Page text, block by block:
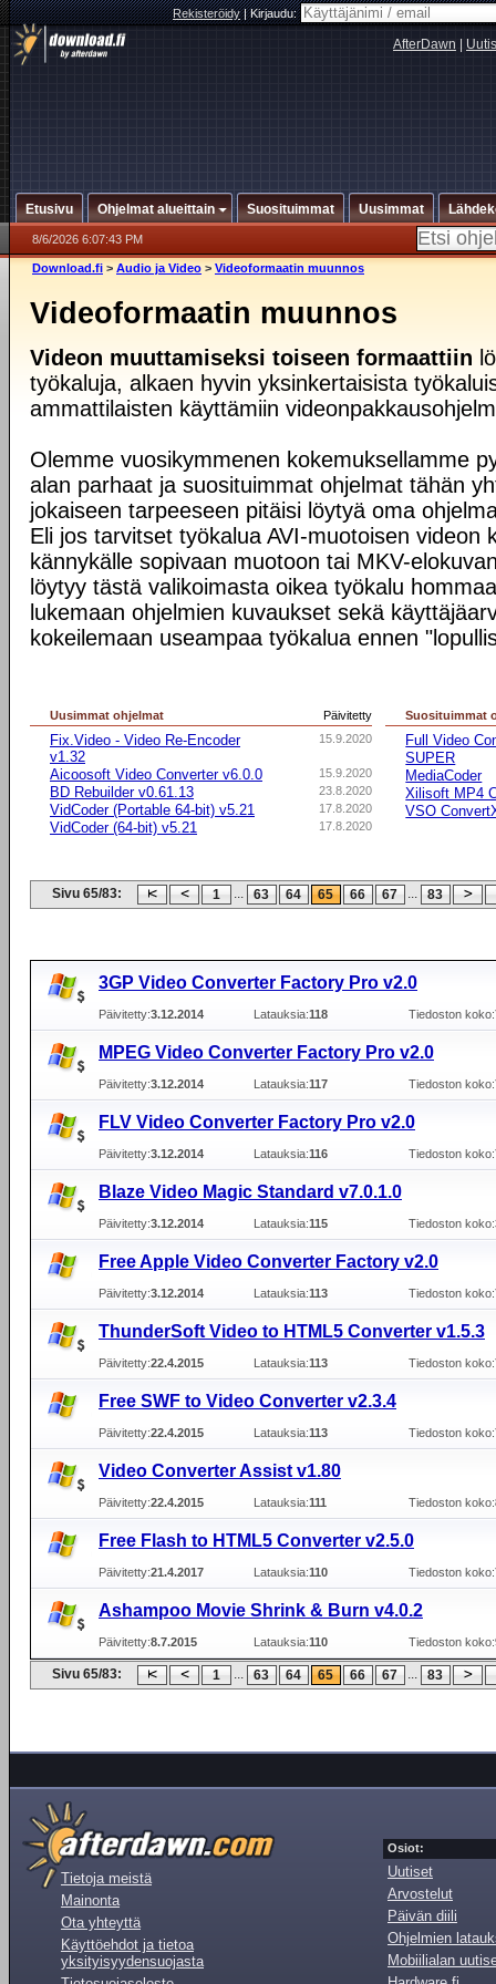
Rekisteröidy|Kirjaudu:
AfterDawn
Etusivu Ohjelmat alueittain Suosituimmat Uusimmat
8/6/2026 6:07:43 PM
Download.fi > Audio ja Video > Videoformaatin muunnos
Videoformaatin muunnos
Videon muuttamiseksi toiseen formaattiin
työkaluja, alkaen hyvin yksinkertaisista
ammattilaisten käyttämiin
Olemme vuosikymmenen kokemuksellamme
alan parhaat ja suosituimmat ohjelmat tähän
jokaiseen tarpeeseen pitäisi löytyä oma
Eli jos tarvitset työkalua AVI-muotoisen videon
kännykälle sopivaan muotoon tai MKV-
löytyy tästä valikoimasta oikea työkalu
lukemaan ohjelmien kuvaukset sekä
kokeilemaan useampaa työkalua ennen
Päivitetty
Uusimmat ohjelmat
15.9.2020
Fix.Video - Video Re-Encoder
v1.32
15.9.2020
Aicoosoft Video Converter v6.0.0
23.8.2020
BD Rebuilder v0.61.13
17.8.2020
VidCoder (Portable 64-bit) v5.21
17.8.2020
VidCoder (64-bit) v5.21
Suosituimmat
Full Video
SUPER
MediaCoder
Xilisoft MP4
VSO
Sivu 65/83: 1 ... 63 64 65 66 67 ... 83
3GP Video Converter Factory Pro v2.0
Päivitetty:3.12.2014 Latauksia:118 Tiedoston koko:
MPEG Video Converter Factory Pro v2.0
Päivitetty:3.12.2014 Latauksia:117 Tiedoston koko:
FLV Video Converter Factory Pro v2.0
Päivitetty:3.12.2014 Latauksia:116 Tiedoston koko:
Blaze Video Magic Standard v7.0.1.0
Päivitetty:3.12.2014 Latauksia:115 Tiedoston koko:
Free Apple Video Converter Factory v2.0
Päivitetty:3.12.2014 Latauksia:113 Tiedoston koko:
ThunderSoft Video to HTML5 Converter v1.5.3
Päivitetty:22.4.2015 Latauksia:113 Tiedoston koko:
Free SWF to Video Converter v2.3.4
Päivitetty:22.4.2015 Latauksia:113 Tiedoston koko:
Video Converter Assist v1.80
Päivitetty:22.4.2015 Latauksia:111 Tiedoston koko:
Free Flash to HTML5 Converter v2.5.0
Päivitetty:21.4.2017 Latauksia:110 Tiedoston koko:
Ashampoo Movie Shrink & Burn v4.0.2
Päivitetty:8.7.2015 Latauksia:110 Tiedoston koko:
Sivu 65/83: 1 ... 63 64 65 66 67 ... 83
Tietoja meistä
Mainonta
Ota yhteyttä
Käyttöehdot ja tietoa
yksityisyydensuojasta
Osiot:
Uutiset
Arvostelut
Päivän diili
Ohjelmien
Mobiilialan